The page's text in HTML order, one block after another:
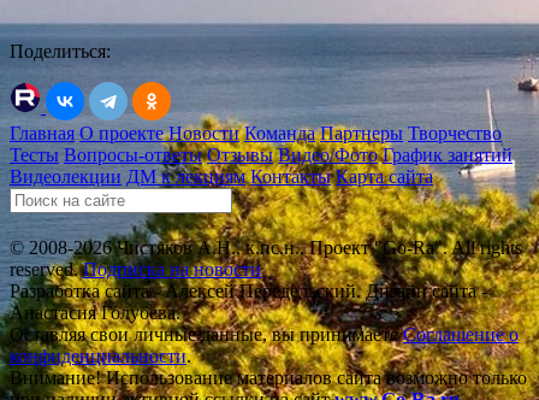
Поделиться:
Главная О проектеНовости Команда Партнеры Творчество
Тесты Вопросы-ответы Отзывы Видео/Фото График занятий
Видеолекции ДМ к лекциям Контакты Карта сайта
© 2008-2026 Чистяков А.Н., к.пс.н., Проект "Go-Ra". All rights
reserved.Подписка на новости
Разработка сайта - Алексей Передельский. Дизайн сайта -
Анастасия Голубева.
Оставляя свои личные данные, вы принимаетеСоглашение о
конфиденциальности.
Внимание! Использование материалов сайта возможно только